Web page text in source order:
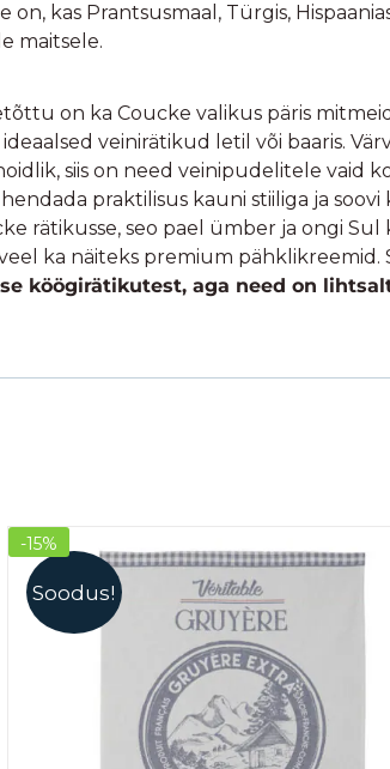
kas Prantsusmaal, Türgis,
maitsele.
on ka Coucke valikus päris
veinirätikud letil või baaris.
siis on need veinipudelitele vaid
praktilisus kauni stiiliga ja
rätikusse, seo pael ümber ja ongi
ka näiteks premium
köögirätikutest, aga need on
Soodus!
-15%